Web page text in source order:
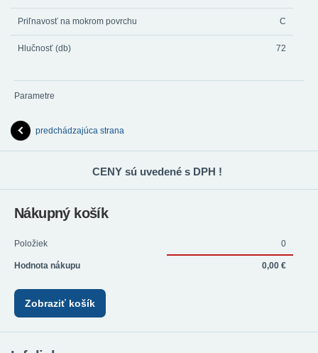
Priľnavosť na mokrom povrchu C
Hlučnosť (db) 72
Parametre
predchádzajúca strana
CENY sú uvedené s DPH !
Nákupný košík
Položiek 0
Hodnota nákupu 0,00 €
Zobraziť košík